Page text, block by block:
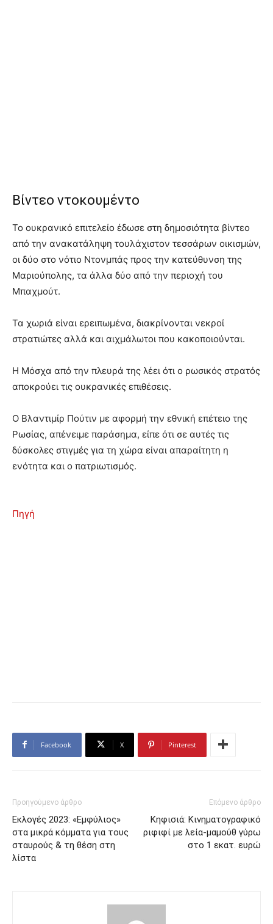
Βίντεο ντοκουμέντο
Το ουκρανικό επιτελείο έδωσε στη δημοσιότητα βίντεο
από την ανακατάληψη τουλάχιστον τεσσάρων οικισμών,
οι δύο στο νότιο Ντονμπάς προς την κατεύθυνση της
Μαριούπολης, τα άλλα δύο από την περιοχή του
Μπαχμούτ.
Τα χωριά είναι ερειπωμένα, διακρίνονται νεκροί
στρατιώτες αλλά και αιχμάλωτοι που κακοποιούνται.
Η Μόσχα από την πλευρά της λέει ότι ο ρωσικός στρατός
αποκρούει τις ουκρανικές επιθέσεις.
Ο Βλαντιμίρ Πούτιν με αφορμή την εθνική επέτειο της
Ρωσίας, απένειμε παράσημα, είπε ότι σε αυτές τις
δύσκολες στιγμές για τη χώρα είναι απαραίτητη η
ενότητα και ο πατριωτισμός.
Πηγή
Facebook X Pinterest
Προηγούμενο άρθρο
Εκλογές 2023: «Εμφύλιος»
στα μικρά κόμματα για τους
σταυρούς & τη θέση στη
λίστα
Επόμενο άρθρο
Κηφισιά: Κινηματογραφικό
ριφιφί με λεία-μαμούθ γύρω
στο 1 εκατ. ευρώ